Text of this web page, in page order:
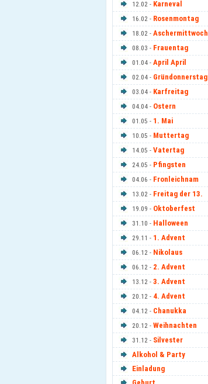
12.02 - Karneval
16.02 - Rosenmontag
18.02 - Aschermittwoch
08.03 - Frauentag
01.04 - April April
02.04 - Gründonnerstag
03.04 - Karfreitag
04.04 - Ostern
01.05 - 1. Mai
10.05 - Muttertag
14.05 - Vatertag
24.05 - Pfingsten
04.06 - Fronleichnam
13.02 - Freitag der 13.
19.09 - Oktoberfest
31.10 - Halloween
29.11 - 1. Advent
06.12 - Nikolaus
06.12 - 2. Advent
13.12 - 3. Advent
20.12 - 4. Advent
04.12 - Chanukka
20.12 - Weihnachten
31.12 - Silvester
Alkohol & Party
Einladung